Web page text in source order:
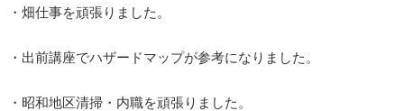
・畑仕事を頑張りました。
・出前講座でハザードマップが参考になりました。
・昭和地区清掃・内職を頑張りました。